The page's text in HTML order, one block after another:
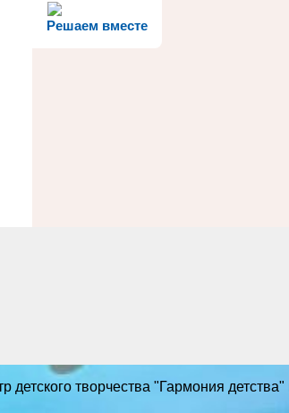
Решаем вместе
творчества "Гармония